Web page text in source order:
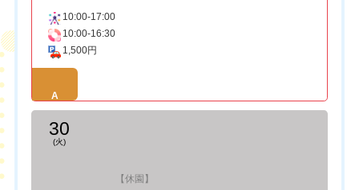
10:00-17:00
10:00-16:30
1,500円
A
30
(火)
【休園】